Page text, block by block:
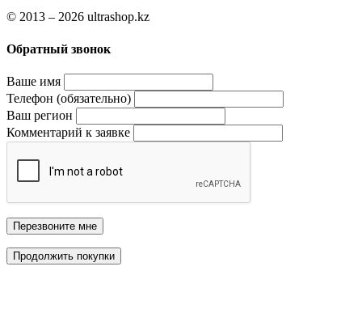
© 2013 – 2026 ultrashop.kz
Обратный звонок
Ваше имя
Телефон (обязательно)
Ваш регион
Комментарий к заявке
Перезвоните мне
Продолжить покупки